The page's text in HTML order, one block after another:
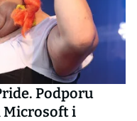
Podporu
i